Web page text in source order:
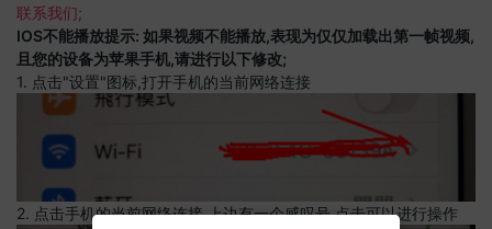
联系我们;
IOS不能播放提示: 如果视频不能播放,表现为仅仅加载出第一帧视频,
且您的设备为苹果手机,请进行以下修改;
1. 点击"设置"图标,打开手机的当前网络连接
2. 点击手机的当前网络连接,上边有一个感叹号,点击可以进行操作